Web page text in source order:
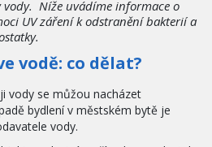
Níže uvádíme informace o
UV záření k odstranění bakterií a
vodě: co dělat?
vody se můžou nacházet
bydlení v městském bytě je
vody.